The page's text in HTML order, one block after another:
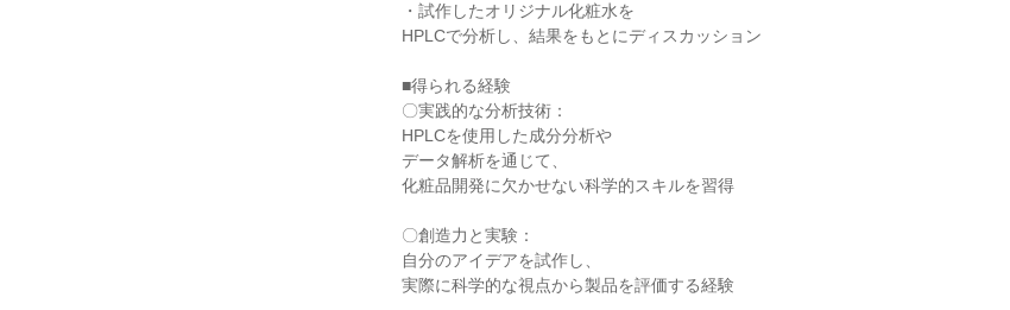
・試作したオリジナル化粧水を
HPLCで分析し、結果をもとにディスカッション
■得られる経験
〇実践的な分析技術：
HPLCを使用した成分分析や
データ解析を通じて、
化粧品開発に欠かせない科学的スキルを習得
〇創造力と実験：
自分のアイデアを試作し、
実際に科学的な視点から製品を評価する経験